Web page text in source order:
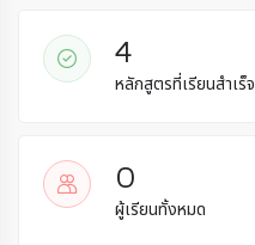
4
หลักสูตรที่เรียนสำเร็จ
0
ผู้เรียนทั้งหมด